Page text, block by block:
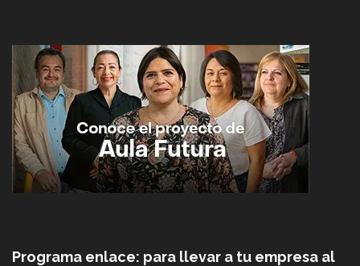
Programa enlace: para llevar a tu empresa al